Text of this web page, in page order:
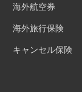
海外航空券
海外旅行保険
キャンセル保険